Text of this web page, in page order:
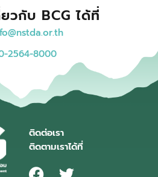
วกับ BCG ได้ที่
2564-8000
ติดต่อเรา
ติดตามเราได้ที่